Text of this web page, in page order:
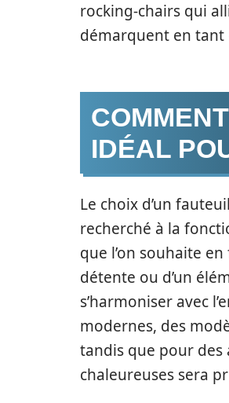
rocking-chairs qui
démarquent en tant
IDÉAL
Le choix d’un
recherché à la
que l’on souhaite
détente ou d’un
s’harmoniser avec
modernes, des
tandis que pour des
chaleureuses sera